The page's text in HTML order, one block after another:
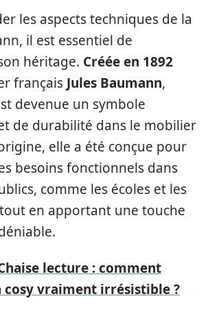
les aspects techniques de la
il est essentiel de
héritage. Créée en 1892
français Jules Baumann,
devenue un symbole
de durabilité dans le mobilier
elle a été conçue pour
besoins fonctionnels dans
comme les écoles et les
en apportant une touche
lecture : comment
cosy vraiment irrésistible ?